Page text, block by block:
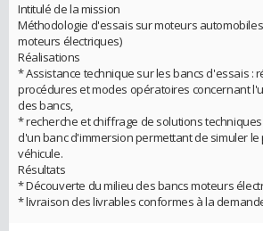
Intitulé de la mission
Méthodologie d'essais sur moteurs
moteurs électriques)
Réalisations
* Assistance technique sur les bancs d'essais :
procédures et modes opératoires concernant
des bancs,
* recherche et chiffrage de solutions
d'un banc d'immersion permettant de simuler
véhicule.
Résultats
* Découverte du milieu des bancs moteurs
* livraison des livrables conformes à la